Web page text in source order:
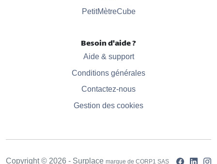
PetitMètreCube
Besoin d'aide ?
Aide & support
Conditions générales
Contactez-nous
Gestion des cookies
Copyright © 2026 - Surplace marque de CORP1 SAS